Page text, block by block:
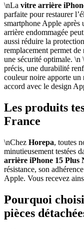
\nLa vitre arrière
parfaite pour restaurer
smartphone Apple après
arrière endommagée
aussi réduire la
remplacement permet
une sécurité optimale. \n
précis, une durabilité
couleur noire apporte un
accord avec le design
Les produits
France
\nChez Horepa, toutes
minutieusement testées
arrière iPhone 15 Plus
résistance, son
Apple. Vous recevez
Pourquoi
pièces